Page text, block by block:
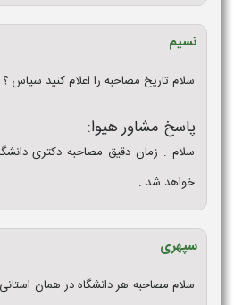
نسیم
سلام تاریخ مصاحبه را اعلام کنید سپاس ؟
پاسخ مشاور هیوا:
سلام . زمان دقیق مصاحبه دکتری
خواهد شد .
سپهری
سلام مصاحبه هر دانشگاه در همان